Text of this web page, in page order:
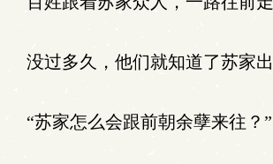
没过多久，他们就知道了苏家出
“苏家怎么会跟前朝余孽来往？”